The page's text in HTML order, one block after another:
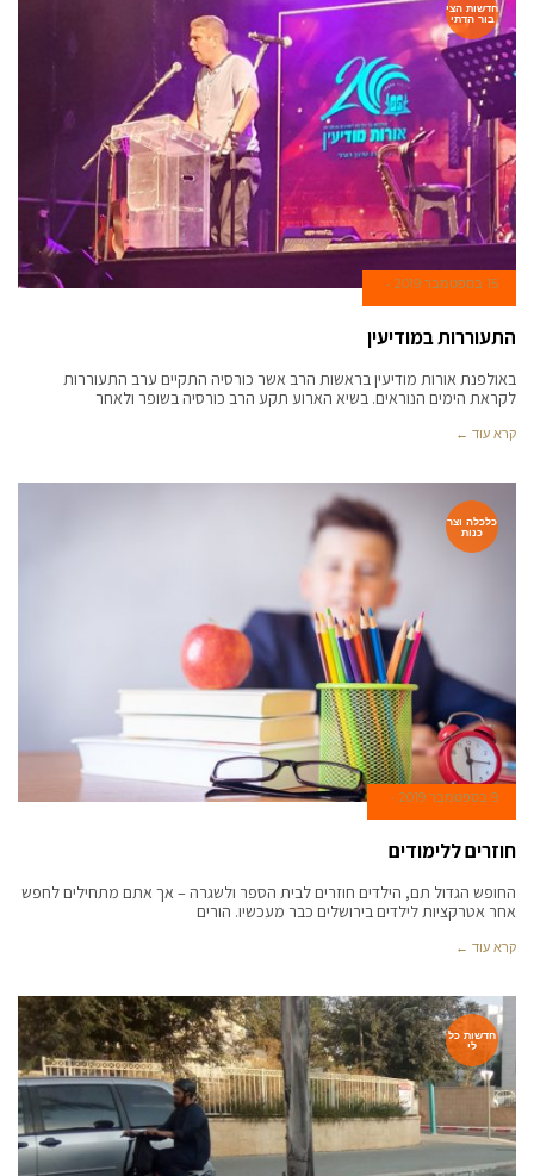
חדשות הצי
בור הדתי
15 בספטמבר 2019
התעוררות במודיעין
באולפנת אורות מודיעין בראשות הרב אשר כורסיה התקיים ערב התעוררות
לקראת הימים הנוראים. בשיא הארוע תקע הרב כורסיה בשופר ולאחר
קרא עוד ←
כלכלה וצר
כנות
9 בספטמבר 2019
חוזרים ללימודים
החופש הגדול תם, הילדים חוזרים לבית הספר ולשגרה – אך אתם מתחילים לחפש
אחר אטרקציות לילדים בירושלים כבר מעכשיו. הורים
קרא עוד ←
חדשות כל
לי